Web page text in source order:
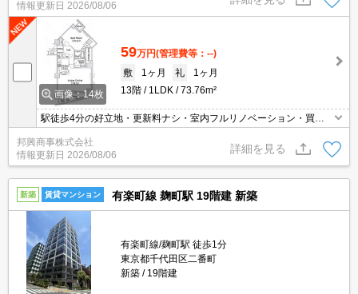
情報更新日 2026/08/06
画像：14枚
59万円(管理費等：--)
敷
1ヶ月 礼
1ヶ月
13階
1LDK 73.76m²
駅徒歩4分の好立地・更新料ナシ・室内フルリノベーション・買物
便利・カウンターキッチン・追焚機能・浴室乾燥・駐車場(空き要確
認)・2駅5路線利用で多彩なアクセス
邦興商事株式会社
情報更新日 2026/08/06
詳細を見る
新築 賃貸マンション 有楽町線 麹町駅 19階建 新築
有楽町線/麹町駅 徒歩1分
東京都千代田区二番町
新築
19階建